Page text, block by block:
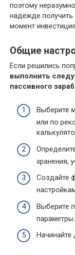
поэтому
надежде получить
момент
Общие
Если решились
выполнить
пассивного
Выберите
или по
хранения,
Создайте
Выберите
параметры.
Начинайте